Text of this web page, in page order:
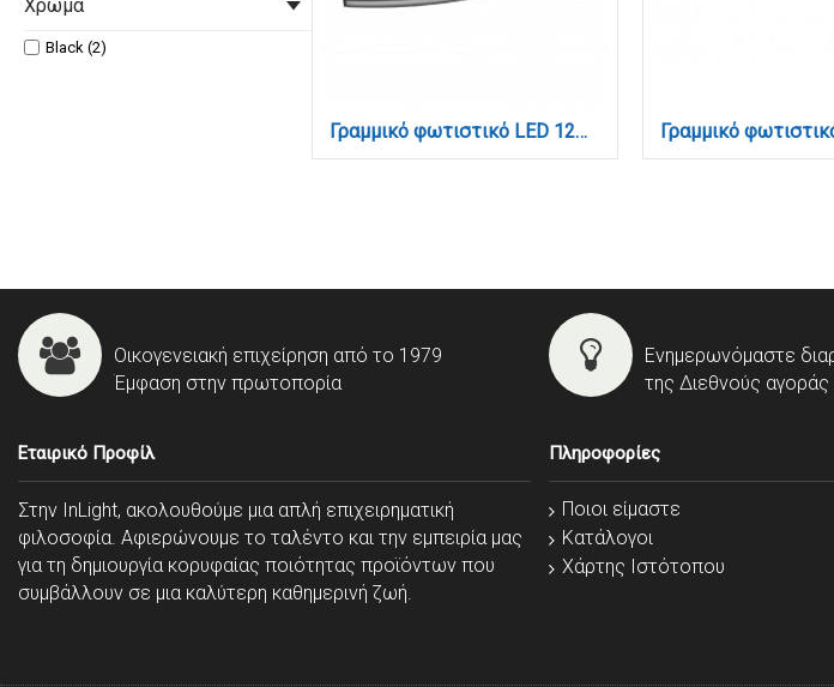
Χρώμα
Black (2)
Γραμμικό φωτιστικό LED 12W 3CCT για Curved μαγνητική ράγα σε μαύρη απόχρωση D:34x2,2x2,5cm (TMC0021-Black)
Οικογενειακή επιχείρηση από το 1979
Έμφαση στην πρωτοπορία
Ενημερωνόμαστε
της Διεθνούς αγοράς
Εταιρικό Προφίλ
Στην InLight, ακολουθούμε μια απλή επιχειρηματική
φιλοσοφία. Αφιερώνουμε το ταλέντο και την εμπειρία μας
για τη δημιουργία κορυφαίας ποιότητας προϊόντων που
συμβάλλουν σε μια καλύτερη καθημερινή ζωή.
Πληροφορίες
Ποιοι είμαστε
Κατάλογοι
Χάρτης Ιστότοπου